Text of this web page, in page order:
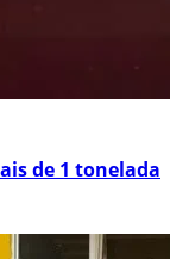
de 1 tonelada